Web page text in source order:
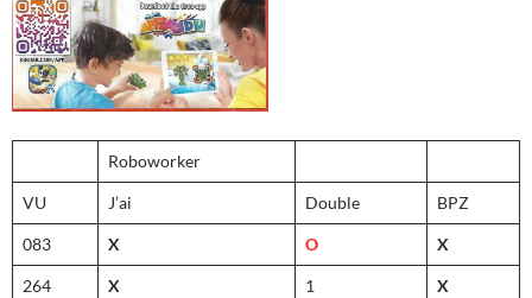
Roboworker
VU J’ai Double BPZ
083 X O X
264 X 1 X